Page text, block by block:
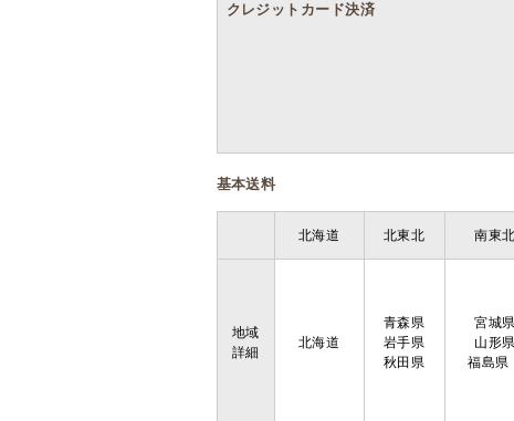
クレジットカード決済
基本送料
北海道 北東北 南東北
地域
詳細
北海道
青森県
岩手県
秋田県
宮城県
山形県
福島県